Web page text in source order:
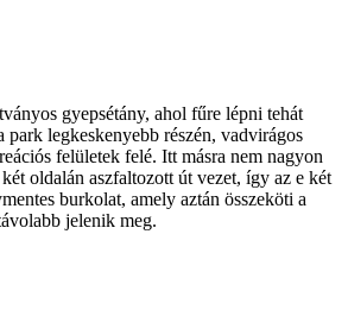
gyepsétány, ahol fűre lépni tehát
park legkeskenyebb részén, vadvirágos
felületek felé. Itt másra nem nagyon
oldalán aszfaltozott út vezet, így az e két
burkolat, amely aztán összeköti a
jelenik meg.